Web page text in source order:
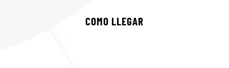
COMO LLEGAR